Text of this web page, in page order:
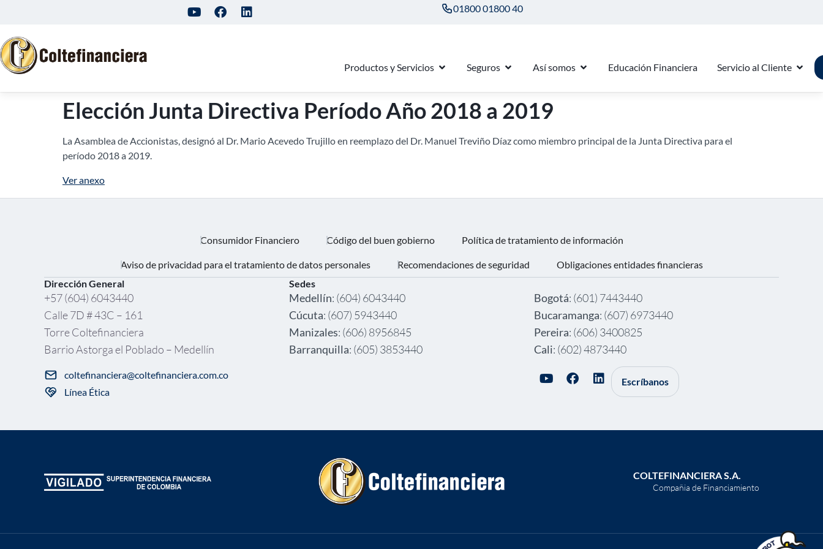
01800 01800 40
Productos y Servicios Seguros Así somos Educación Financiera Servicio al Cliente
Elección Junta Directiva Período Año 2018 a 2019
La Asamblea de Accionistas, designó al Dr. Mario Acevedo Trujillo en reemplazo del Dr. Manuel Treviño Díaz como miembro principal de la Junta Directiva para el
período 2018 a 2019.
Ver anexo
Consumidor Financiero Código del buen gobierno Política de tratamiento de información
Aviso de privacidad para el tratamiento de datos personales Recomendaciones de seguridad
Obligaciones entidades financieras
Dirección General
+57 (604) 6043440
Calle 7D # 43C – 161
Torre Coltefinanciera
Barrio Astorga el Poblado – Medellín
coltefinanciera@coltefinanciera.com.co
Línea Ética
Sedes
Medellín: (604) 6043440
Cúcuta: (607) 5943440
Manizales: (606) 8956845
Barranquilla: (605) 3853440
Bogotá: (601) 7443440
Bucaramanga: (607) 6973440
Pereira: (606) 3400825
Cali: (602) 4873440
Escríbanos
COLTEFINANCIERA S.A.
Compañia de Financiamiento